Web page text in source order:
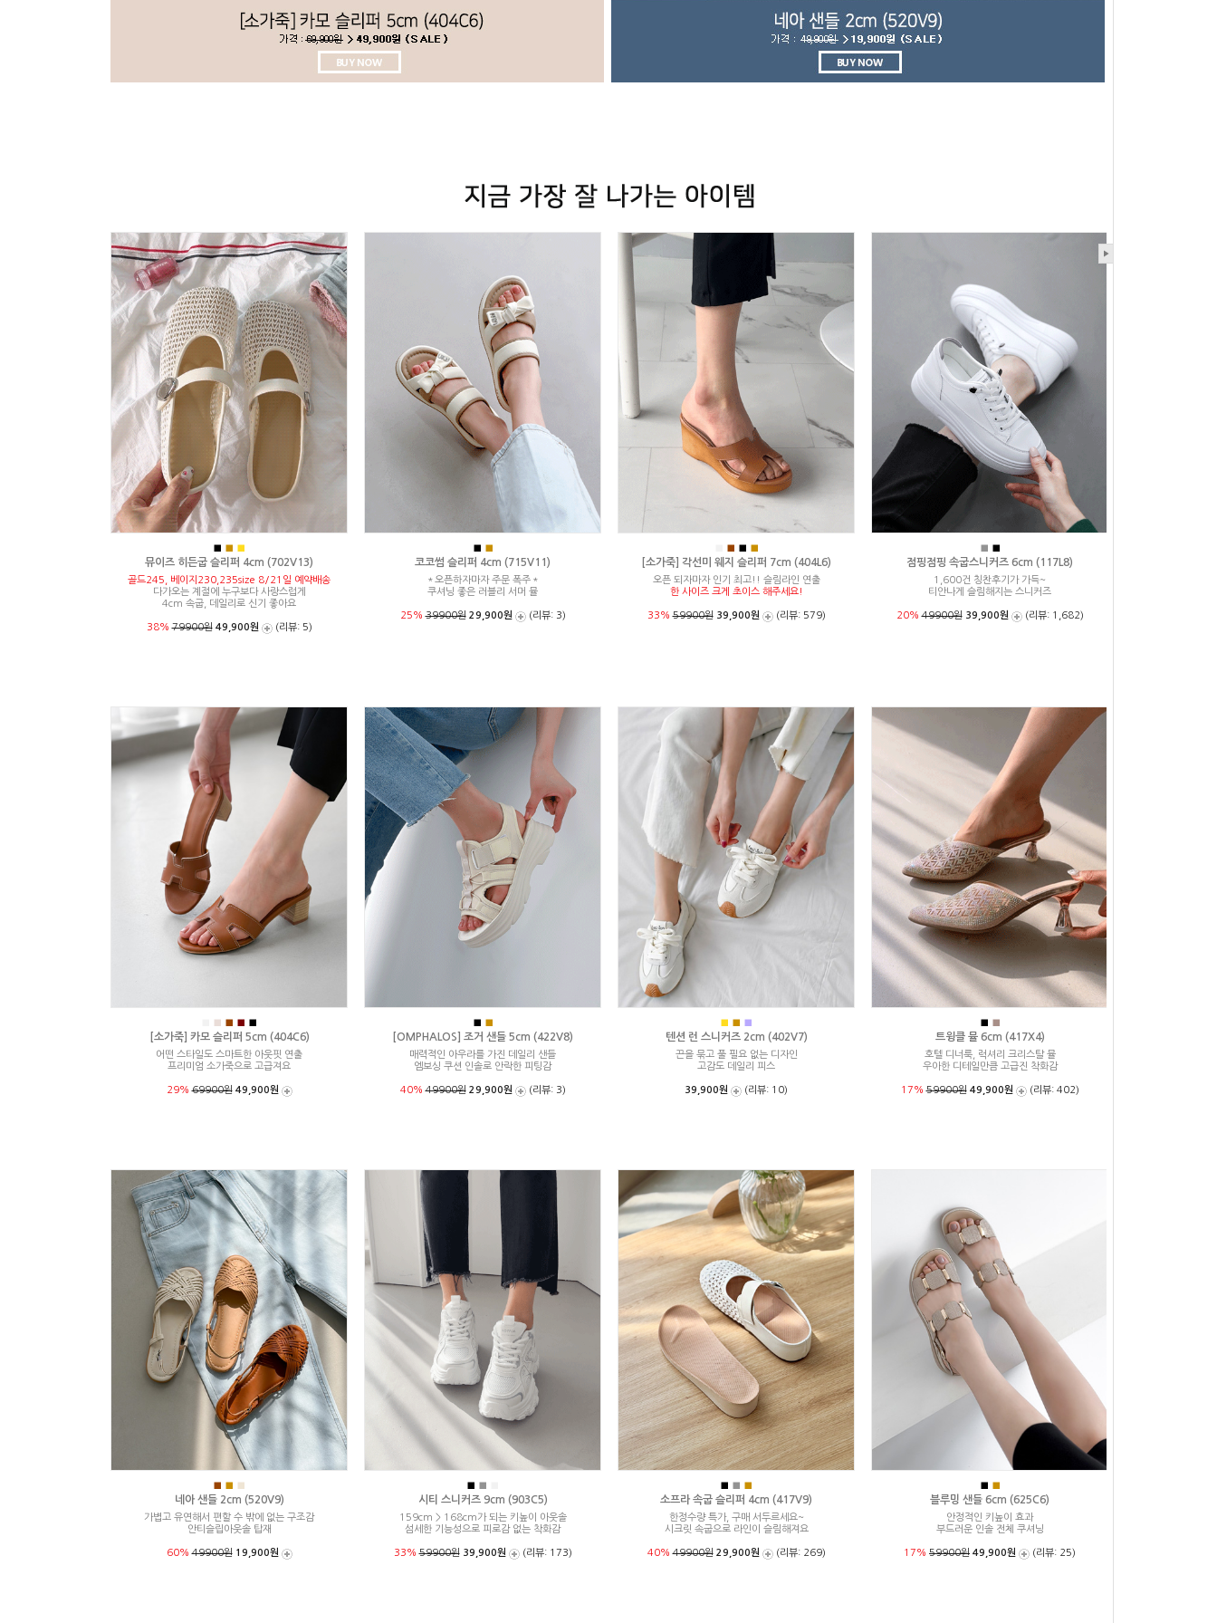
■ ■ ■
뮤이즈 히든굽 슬리퍼 4cm (702V13)
골드245, 베이지230,235size 8/21일 예약배송
다가오는 계절에 누구보다 사랑스럽게
4cm 속굽, 데일리로 신기 좋아요
38%79900원 49,900원 (리뷰: 5)
■ ■
코코썸 슬리퍼 4cm (715V11)
＊오픈하자마자 주문 폭주＊
쿠셔닝 좋은 러블리 서머 뮬
25%39900원 29,900원 (리뷰: 3)
■ ■ ■
[소가죽] 각선미 웨지 슬리퍼 7cm (404L6)
오픈 되자마자 인기 최고!! 슬림라인 연출
한 사이즈 크게 초이스 해주세요!
33%59900원 39,900원 (리뷰: 579)
■ ■
점핑점핑 속굽스니커즈 6cm (117L8)
1,600건 칭찬후기가 가득~
티안나게 슬림해지는 스니커즈
20%49900원 39,900원 (리뷰: 1,682)
■ ■ ■
[소가죽] 카모 슬리퍼 5cm (404C6)
어떤 스타일도 스마트한 아웃핏 연출
프리미엄 소가죽으로 고급져요
29%69900원 49,900원
■ ■
[OMPHALOS] 조거 샌들 5cm (422V8)
매력적인 아우라를 가진 데일리 샌들
엠보싱 쿠션 인솔로 안락한 피팅감
40%49900원 29,900원 (리뷰: 3)
■ ■ ■
텐션 런 스니커즈 2cm (402V7)
끈을 묶고 풀 필요 없는 디자인
고감도 데일리 피스
39,900원 (리뷰: 10)
■ ■
트윙클 뮬 6cm (417X4)
호텔 디너룩, 럭셔리 크리스탈 뮬
우아한 디테일만큼 고급진 착화감
17%59900원 49,900원 (리뷰: 402)
■ ■
네아 샌들 2cm (520V9)
가볍고 유연해서 편할 수 밖에 없는 구조감
안티슬립아웃솔 탑재
60%49900원 19,900원
■ ■
시티 스니커즈 9cm (903C5)
159cm > 168cm가 되는 키높이 아웃솔
섬세한 기능성으로 피로감 없는 착화감
33%59900원 39,900원 (리뷰: 173)
■ ■ ■
소프라 속굽 슬리퍼 4cm (417V9)
한정수량 특가, 구매 서두르세요~
시크릿 속굽으로 라인이 슬림해져요
40%49900원 29,900원 (리뷰: 269)
■ ■
블루밍 샌들 6cm (625C6)
안정적인 키높이 효과
부드러운 인솔 전체 쿠셔닝
17% 59900원 49,900원 (리뷰: 25)